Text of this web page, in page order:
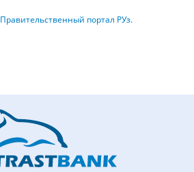
Правительственный портал РУз.